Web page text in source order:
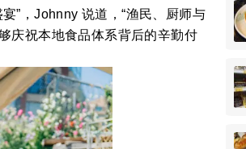
”，Johnny 说道，“渔民、厨师与
庆祝本地食品体系背后的辛勤付